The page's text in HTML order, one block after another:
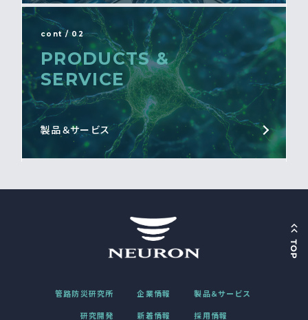
cont / 02
PRODUCTS &
SERVICE
製品＆サービス
管路防災研究所 企業情報 製品＆サービス
研究開発 新着情報 採用情報